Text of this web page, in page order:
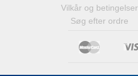
Vilkår og betingelser
Søg efter ordre